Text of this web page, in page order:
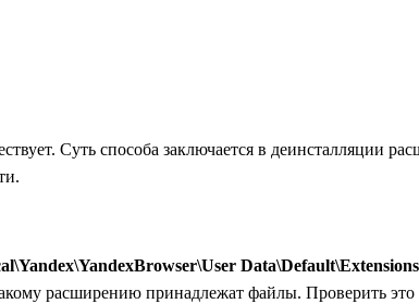
Суть способа заключается в деинсталляции
Data\Default\Extensions
расширению принадлежат файлы. Проверить